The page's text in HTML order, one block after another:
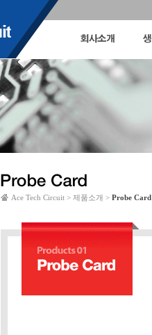
Ace Tech Circuit > 제품소개 > Probe Card